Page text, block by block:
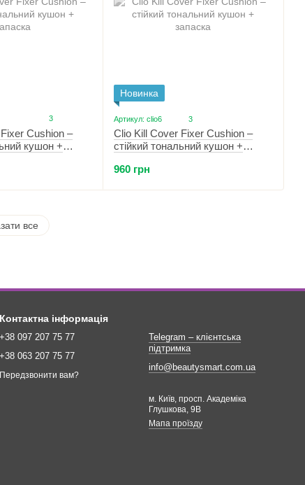
3
Cushion –
кушон +
Новинка
Артикул: clio6 3
Clio Kill Cover Fixer Cushion –
стійкий тональний кушон +
960 грн
все
Контактна інформація
+38 097 207 75 77
+38 063 207 75 77
Передзвонити вам?
Telegram – клієнтська
підтримка
info@beautysmart.com.ua
м. Київ, просп. Академіка
Глушкова, 9В
Мапа проїзду